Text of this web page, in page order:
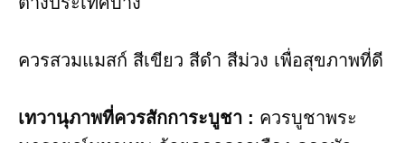
ควรสวมแมสก์ สีเขียว​ สีดำ​ สีม่วง​​ เพื่อสุขภาพที่ดี
เทวานุภาพที่ควรสักการะบูชา​ : ควรบูชาพระ